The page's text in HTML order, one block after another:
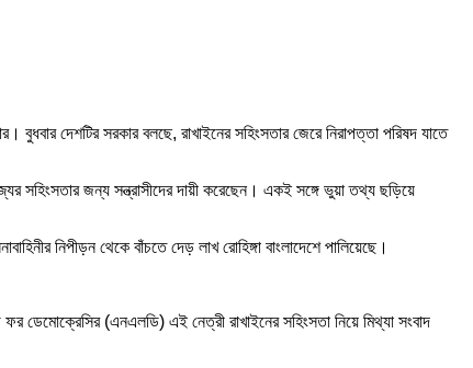
দেশটির সরকার বলছে, রাখাইনের সহিংসতার জেরে নিরাপত্তা পরিষদ যাতে
সহিংসতার জন্য সন্ত্রাসীদের দায়ী করেছেন। একই সঙ্গে ভুয়া তথ্য ছড়িয়ে
নিপীড়ন থেকে বাঁচতে দেড় লাখ রোহিঙ্গা বাংলাদেশে পালিয়েছে।
ডেমোক্রেসির (এনএলডি) এই নেত্রী রাখাইনের সহিংসতা নিয়ে মিথ্যা সংবাদ